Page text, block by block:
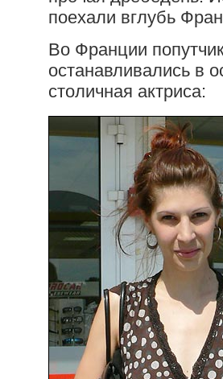
поехали вглубь
Во Франции
останавливались в
столичная актриса: